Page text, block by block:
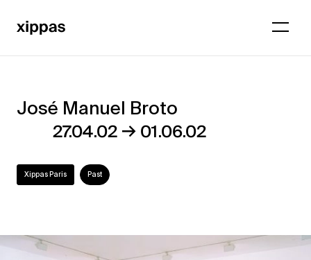
José
Manuel
Broto
José Manuel Broto
27.04.02 → 01.06.02
Xippas Paris Past